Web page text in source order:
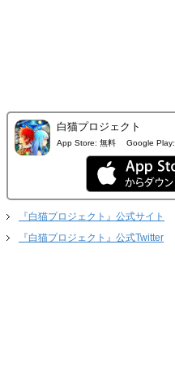
白猫プロジェクト
App Store: 無料 Google Play:
『白猫プロジェクト』公式サイト
『白猫プロジェクト』公式Twitter